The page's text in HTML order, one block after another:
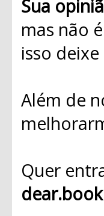
Sua
mas não
isso
Além de
Quer